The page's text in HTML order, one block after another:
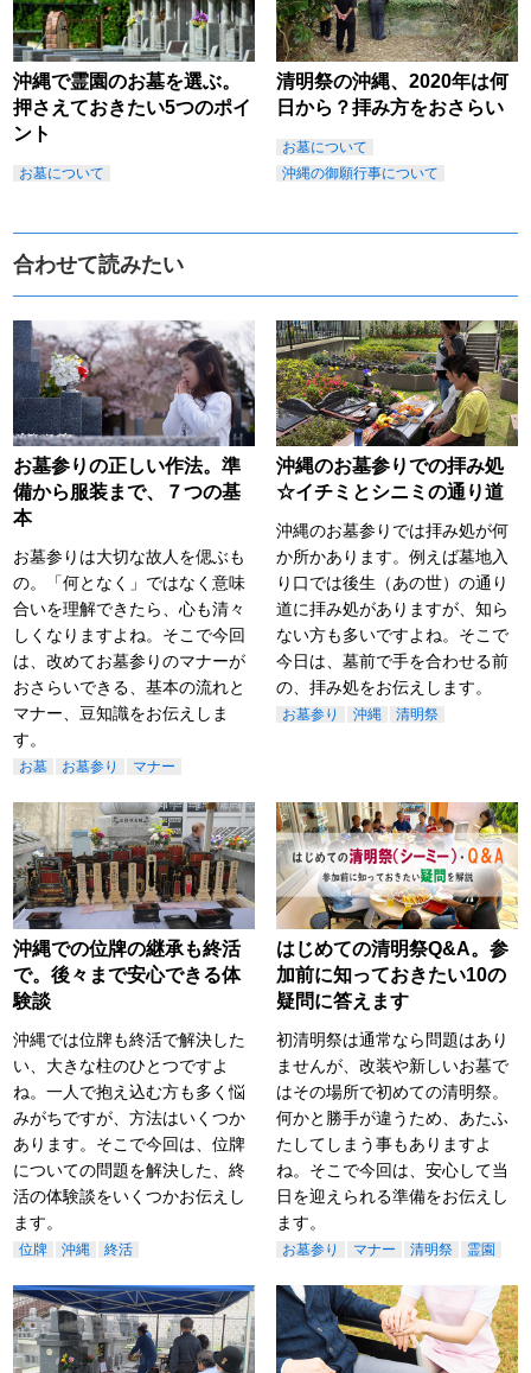
沖縄で霊園のお墓を選ぶ。
押さえておきたい5つのポイ
ント
お墓について
清明祭の沖縄、2020年は何
日から？拝み方をおさらい
お墓について
沖縄の御願行事について
合わせて読みたい
お墓参りの正しい作法。準
備から服装まで、７つの基
本
お墓参りは大切な故人を偲ぶも
の。「何となく」ではなく意味
合いを理解できたら、心も清々
しくなりますよね。そこで今回
は、改めてお墓参りのマナーが
おさらいできる、基本の流れと
マナー、豆知識をお伝えしま
す。
お墓 お墓参り マナー
沖縄のお墓参りでの拝み処
☆イチミとシニミの通り道
沖縄のお墓参りでは拝み処が何
か所かあります。例えば墓地入
り口では後生（あの世）の通り
道に拝み処がありますが、知ら
ない方も多いですよね。そこで
今日は、墓前で手を合わせる前
の、拝み処をお伝えします。
お墓参り 沖縄 清明祭
沖縄での位牌の継承も終活
で。後々まで安心できる体
験談
沖縄では位牌も終活で解決した
い、大きな柱のひとつですよ
ね。一人で抱え込む方も多く悩
みがちですが、方法はいくつか
あります。そこで今回は、位牌
についての問題を解決した、終
活の体験談をいくつかお伝えし
ます。
位牌 沖縄 終活
はじめての清明祭Q&A。参
加前に知っておきたい10の
疑問に答えます
初清明祭は通常なら問題はあり
ませんが、改装や新しいお墓で
はその場所で初めての清明祭。
何かと勝手が違うため、あたふ
たしてしまう事もありますよ
ね。そこで今回は、安心して当
日を迎えられる準備をお伝えし
ます。
お墓参り マナー 清明祭 霊園